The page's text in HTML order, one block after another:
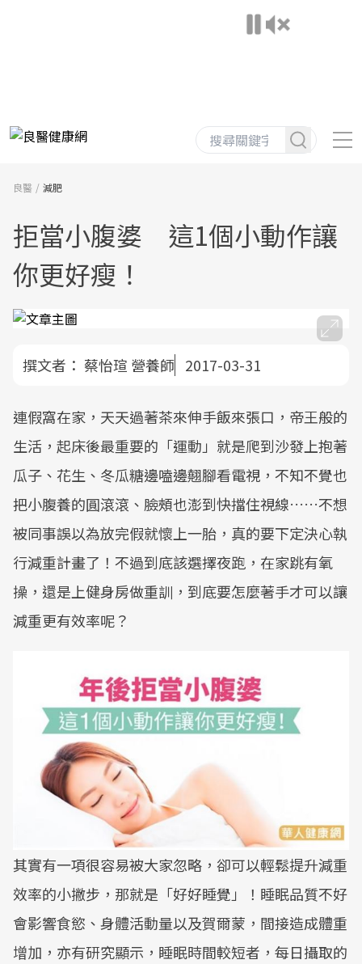
良醫 減肥
拒當小腹婆 這1個小動作讓
你更好瘦！
撰文者： 蔡怡瑄 營養師 2017-03-31
連假窩在家，天天過著茶來伸手飯來張口，帝王般的
生活，起床後最重要的「運動」就是爬到沙發上抱著
瓜子、花生、冬瓜糖邊嗑邊翹腳看電視，不知不覺也
把小腹養的圓滾滾、臉頰也澎到快擋住視線……不想
被同事誤以為放完假就懷上一胎，真的要下定決心執
行減重計畫了！不過到底該選擇夜跑，在家跳有氧
操，還是上健身房做重訓，到底要怎麼著手才可以讓
減重更有效率呢？
其實有一項很容易被大家忽略，卻可以輕鬆提升減重
效率的小撇步，那就是「好好睡覺」！睡眠品質不好
會影響食慾、身體活動量以及賀爾蒙，間接造成體重
增加，亦有研究顯示，睡眠時間較短者，每日攝取的